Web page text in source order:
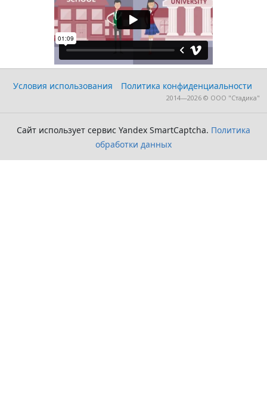
Условия использования Политика конфиденциальности
2014—2026 © ООО "Стадика"
Сайт использует сервис Yandex SmartCaptcha. Политика
обработки данных